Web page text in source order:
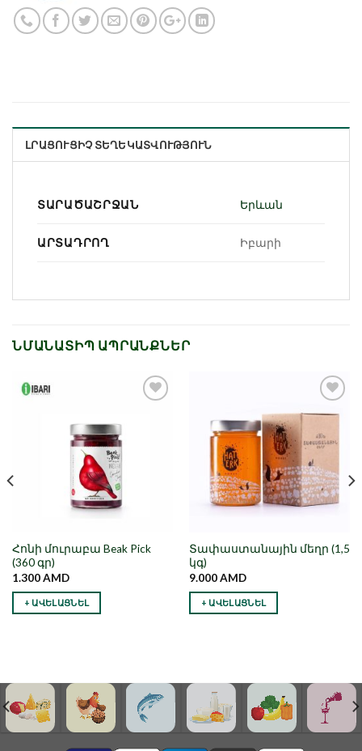
ԼՐԱՑՈՒՑԻՉ ՏԵՂԵԿԱՏՎՈՒԹՅՈՒՆ
ՏԱՐԱԾԱՇՐՋԱՆ Երևան
ԱՐՏԱԴՐՈՂ Իբարի
ՆՄԱՆԱՏԻՊ ԱՊՐԱՆՔՆԵՐ
նախընտրած
Հոնի մուրաբա Beak Pick
(360 գր)
1.300AMD
+ ԱՎԵԼԱՑՆԵԼ
Նշել որպես
նախընտրած
Տափաստանային մեղր (1,5
կգ)
9.000AMD
+ ԱՎԵԼԱՑՆԵԼ